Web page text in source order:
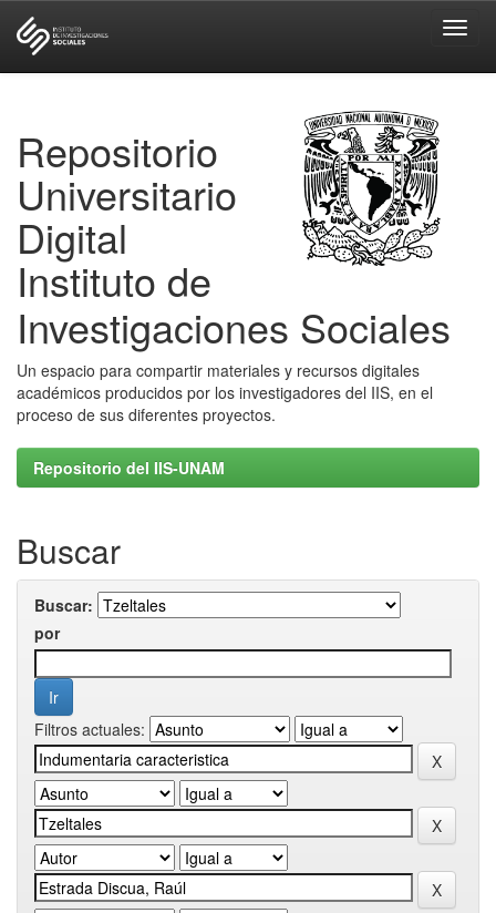
Repositorio
Universitario
Digital
Instituto de
Investigaciones Sociales
Un espacio para compartir materiales y recursos digitales
académicos producidos por los investigadores del IIS, en el
proceso de sus diferentes proyectos.
Repositorio del IIS-UNAM
Buscar
Buscar:
por
Filtros actuales: